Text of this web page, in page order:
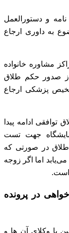
و دستورالعمل
به داوری ارجاع
مشاوره خانواده
صدور حکم طلاق
پزشکی ارجاع
ادامه پیدا
جهت تست
در صورتی که
اما اگر زوجه
است.
در پرونده
یا وکلای آن ها و